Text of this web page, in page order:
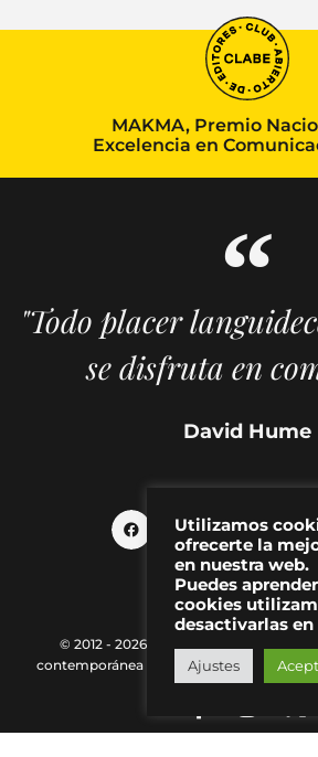
MAKMA, Premio
Excelencia en
"Todo placer
se disfruta en
David Hume
© 2012 - 2026 MAKMA | Revista de
contemporánea |
Política de Privacidad|
Utilizamos
ofrecerte la
en nuestra web.
Puedes
cookies
desactivarlas
Ajustes